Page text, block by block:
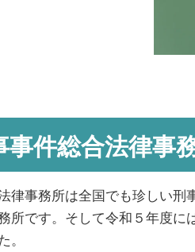
件総合法律事
律事務所は全国でも珍しい
所です。そして令和５年度に